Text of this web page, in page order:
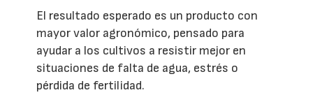
El resultado esperado es un producto con
mayor valor agronómico, pensado para
ayudar a los cultivos a resistir mejor en
situaciones de falta de agua, estrés o
pérdida de fertilidad.